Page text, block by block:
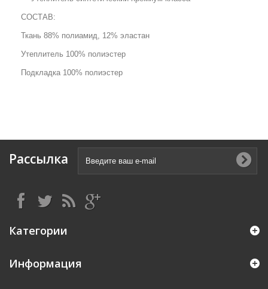
СОСТАВ:
Ткань 88% полиамид, 12% эластан
Утеплитель 100% полиэстер
Подкладка 100% полиэстер
Рассылка
Категории
Информация